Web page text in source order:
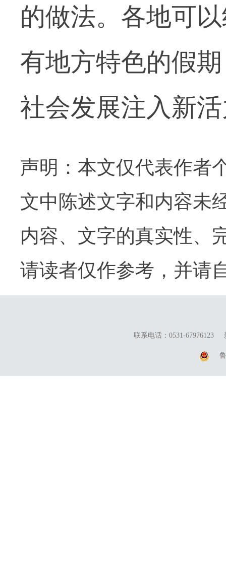
的做法。各地可
有地方特色的假
社会发展注入新
声明：本文仅代表作者
文中陈述文字和内容未
内容、文字的真实性、
请读者仅作参考，并请
联系电话：0531-67976123